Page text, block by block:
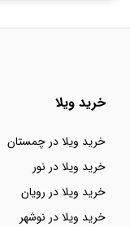
خرید ویلا
خرید ویلا در چمستان
خرید ویلا در نور
خرید ویلا در رویان
خرید ویلا در نوشهر